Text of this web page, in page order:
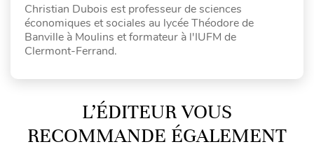
Christian Dubois est professeur de sciences
économiques et sociales au lycée Théodore de
Banville à Moulins et formateur à l'IUFM de
Clermont-Ferrand.
L’ÉDITEUR VOUS
RECOMMANDE ÉGALEMENT